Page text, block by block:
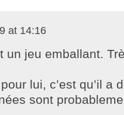
at 14:16
un jeu emballant.
lui, c’est qu’il a
sont